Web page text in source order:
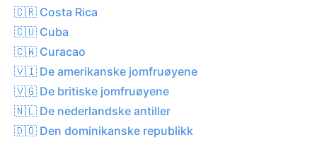
🇨🇷 Costa Rica
🇨🇺 Cuba
🇨🇼 Curacao
🇻🇮 De amerikanske jomfruøyene
🇻🇬 De britiske jomfruøyene
🇳🇱 De nederlandske antiller
🇩🇴 Den dominikanske republikk